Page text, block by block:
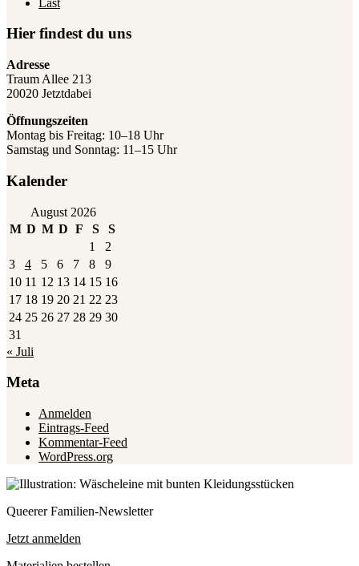
Hier findest du uns
Adresse
Traum Allee 213
20020 Jetztdabei
Öffnungszeiten
Montag bis Freitag: 10–18 Uhr
Samstag und Sonntag: 11–15 Uhr
Kalender
August 2026
M D M D F S
S
1
2
3
4 5 6 7 8
9
10 11 12 13 14 15 16
17 18 19 20 21 22 23
24 25 26 27 28 29 30
31
« Juli
Meta
Anmelden
Eintrags-Feed
Kommentar-Feed
WordPress.org
Queerer Familien-Newsletter
Jetzt anmelden